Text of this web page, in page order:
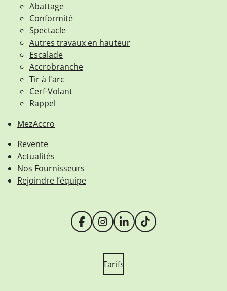
Abattage
Conformité
Spectacle
Autres travaux en hauteur
Escalade
Accrobranche
Tir à l'arc
Cerf-Volant
Rappel
MezAccro
Revente
Actualités
Nos Fournisseurs
Rejoindre l’équipe
F
a
I
n
t
a
g
L
i
k
d
T
i
Tarifs